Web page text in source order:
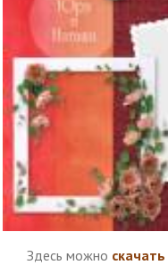
Здесь можно скачать